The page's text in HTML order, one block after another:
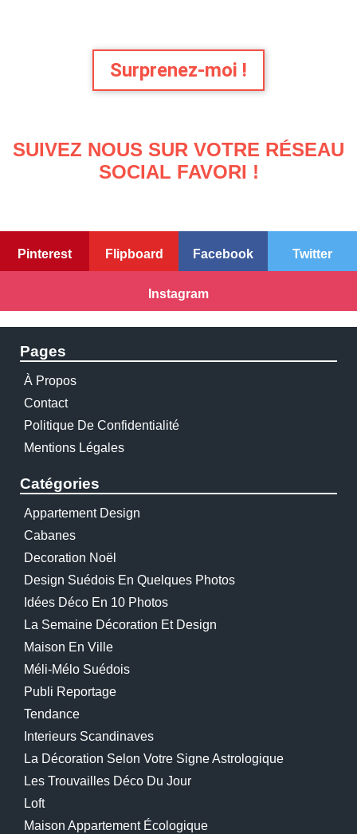
Surprenez-moi !
SUIVEZ NOUS SUR VOTRE RÉSEAU
SOCIAL FAVORI !
Pinterest Flipboard Facebook Twitter
Instagram
Pages
À Propos
Contact
Politique De Confidentialité
Mentions Légales
Catégories
Appartement Design
Cabanes
Decoration Noël
Design Suédois En Quelques Photos
Idées Déco En 10 Photos
La Semaine Décoration Et Design
Maison En Ville
Méli-Mélo Suédois
Publi Reportage
Tendance
Interieurs Scandinaves
La Décoration Selon Votre Signe Astrologique
Les Trouvailles Déco Du Jour
Loft
Maison Appartement Écologique